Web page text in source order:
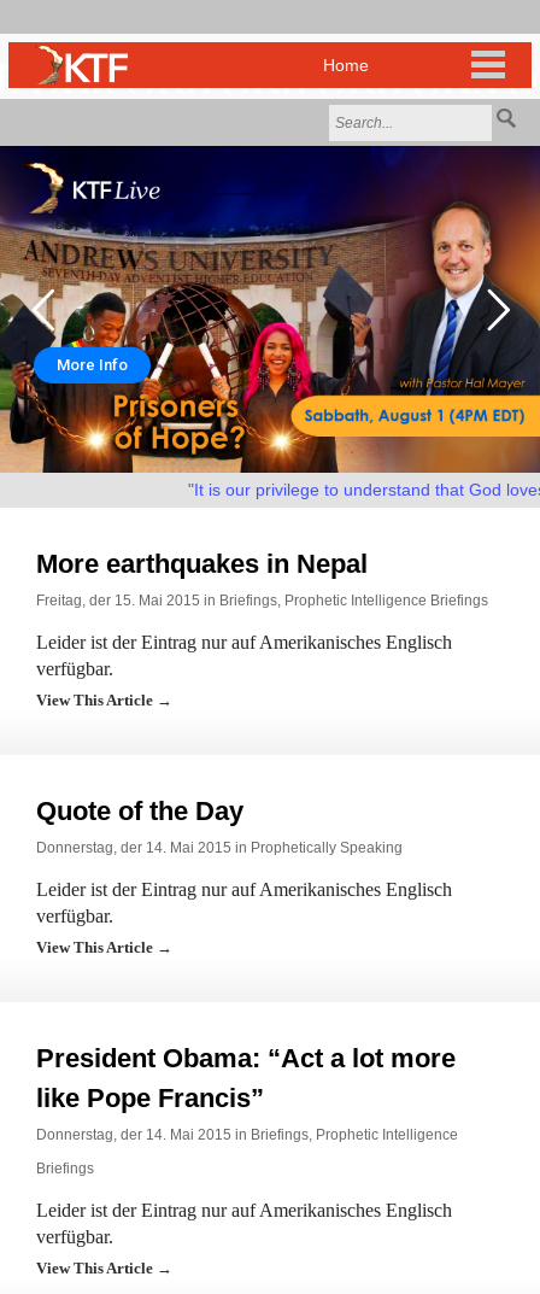
More Info
"It is our privilege to understand that God loves
More earthquakes in Nepal
Freitag, der 15. Mai 2015 in Briefings, Prophetic Intelligence Briefings
Leider ist der Eintrag nur auf Amerikanisches Englisch
verfügbar.
View This Article →
Quote of the Day
Donnerstag, der 14. Mai 2015 in Prophetically Speaking
Leider ist der Eintrag nur auf Amerikanisches Englisch
verfügbar.
View This Article →
President Obama: “Act a lot more
like Pope Francis”
Donnerstag, der 14. Mai 2015 in Briefings, Prophetic Intelligence
Briefings
Leider ist der Eintrag nur auf Amerikanisches Englisch
verfügbar.
View This Article →